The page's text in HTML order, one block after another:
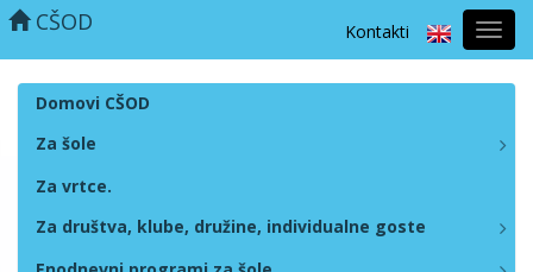
Kontakti
CŠOD
Domovi CŠOD
Za šole
Za vrtce.
Za društva, klube, družine, individualne goste